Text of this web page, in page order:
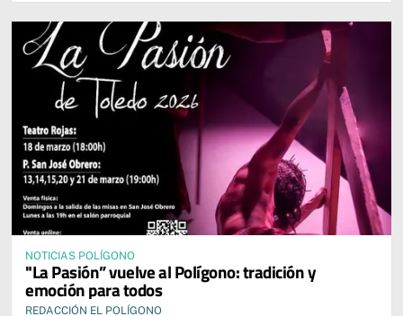
NOTICIAS POLÍGONO
"La Pasión” vuelve al Polígono: tradición y
emoción para todos
REDACCIÓN EL POLÍGONO